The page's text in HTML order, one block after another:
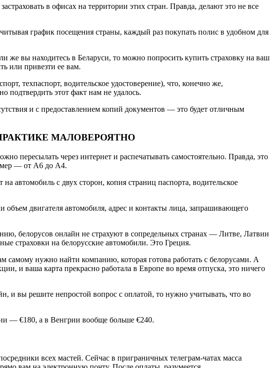
в офисах на территории этих стран. Правда, делают это не все
график посещения страны, каждый раз покупать полис в удобном для
же вы находитесь в Беларуси, то можно попросить купить страховку на ваш
или привезти ее вам.
техпаспорт, водительское удостоверение), что, конечно же,
подтвердить этот факт нам не удалось.
и с предоставлением копий документов — это будет отличным
МАЛОВЕРОЯТНО
пересылать через интернет и распечатывать самостоятельно. Правда, это
— от А6 до А4.
автомобиль с двух сторон, копия страниц паспорта, водительское
двигателя автомобиля, адрес и контакты лица, запрашивающего
белорусов онлайн не страхуют в сопредельных странах — Литве, Латвии
страховки на белорусские автомобили. Это Греция.
самому нужно найти компанию, которая готова работать с белорусами. А
и ваша карта прекрасно работала в Европе во время отпуска, это ничего
и вы решите непростой вопрос с оплатой, то нужно учитывать, что во
— €180, а в Венгрии вообще больше €240.
всех мастей. Сейчас в приграничных телеграм-чатах масса